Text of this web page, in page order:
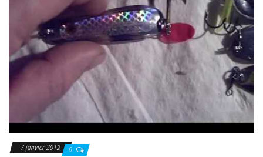
7 janvier 2012 0